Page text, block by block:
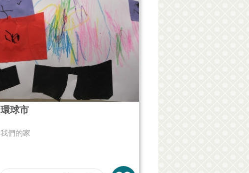
環球市
我們的家